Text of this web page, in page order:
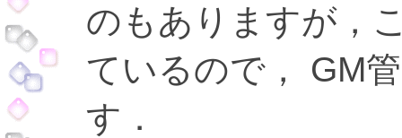
のもありますが，
ているので， GM
す．